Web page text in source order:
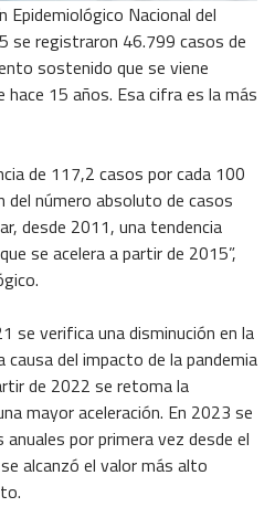
Nacional del
se registraron 46.799 casos de
sostenido que se viene
15 años. Esa cifra es la más
de 117,2 casos por cada 100
del número absoluto de casos
desde 2011, una tendencia
se acelera a partir de 2015”,
se verifica una disminución en la
del impacto de la pandemia
de 2022 se retoma la
mayor aceleración. En 2023 se
por primera vez desde el
alcanzó el valor más alto